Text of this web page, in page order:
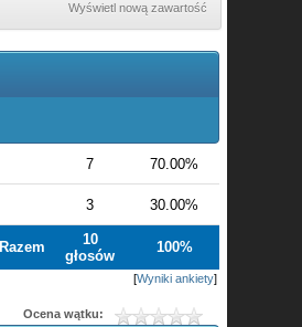
Wyświetl nową zawartość
7 70.00%
3 30.00%
Razem
10
głosów
100%
[Wyniki ankiety]
Ocena wątku: